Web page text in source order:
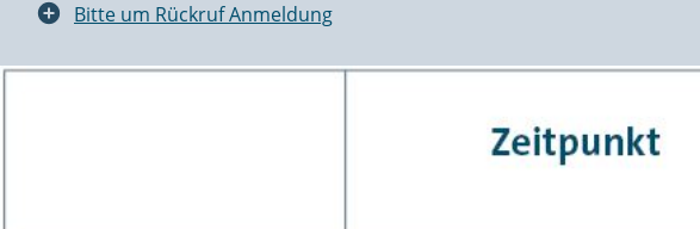
Bitte um Rückruf Anmeldung